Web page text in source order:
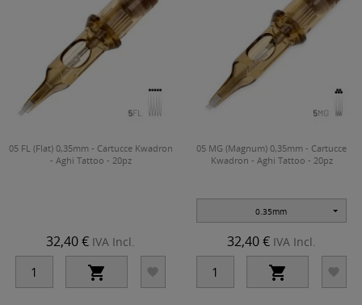
05 FL (Flat) 0,35mm - Cartucce Kwadron
- Aghi Tattoo - 20pz
32,40 € IVA Incl.
 
05 MG (Magnum) 0,35mm - Cartucce
Kwadron - Aghi Tattoo - 20pz
0.35mm
32,40 € IVA Incl.
 